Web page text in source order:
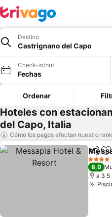
Destino
Castrignano del Capo
Check-in/out
Fechas
Ordenar
Hoteles con
del Capo, Italia
Cómo los pagos afectan nuestro
4
8,0
a 3.5